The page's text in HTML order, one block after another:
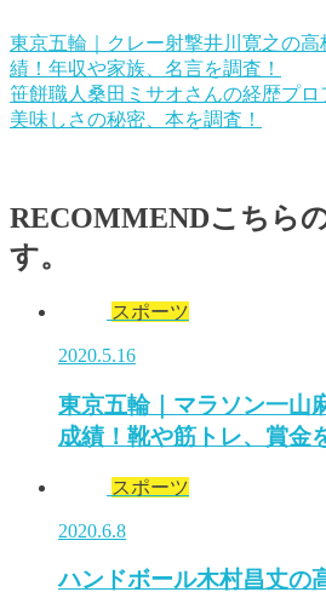
東京五輪｜クレー射撃井川寛之の
績！年収や家族、名言を調査！
笹餅職人桑田ミサオさんの経歴プ
美味しさの秘密、本を調査！
RECOMMENDこちら
す。
スポーツ
2020.5.16
東京五輪｜マラソン一山
成績！靴や筋トレ、賞金
スポーツ
2020.6.8
ハンドボール木村昌丈の